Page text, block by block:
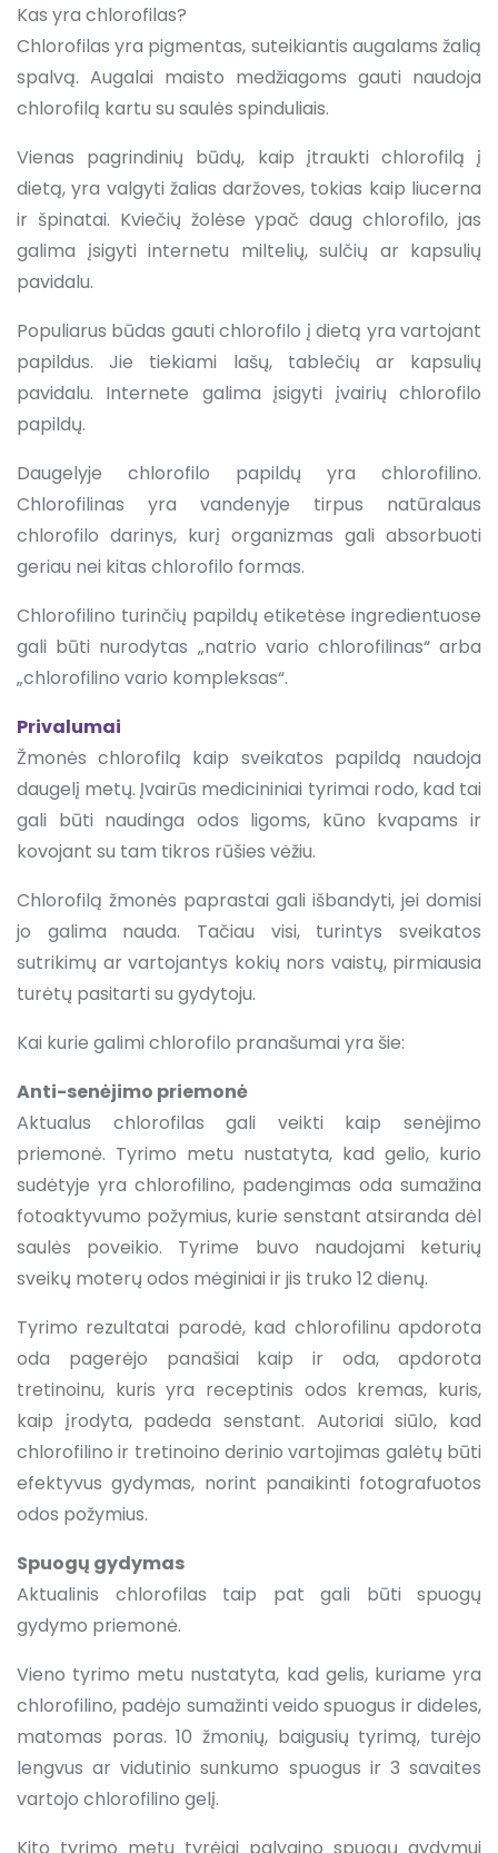
Kas yra chlorofilas?
Chlorofilas yra pigmentas, suteikiantis augalams žalią
spalvą. Augalai maisto medžiagoms gauti naudoja
chlorofilą kartu su saulės spinduliais.
Vienas pagrindinių būdų, kaip įtraukti chlorofilą į
dietą, yra valgyti žalias daržoves, tokias kaip liucerna
ir špinatai. Kviečių žolėse ypač daug chlorofilo, jas
galima įsigyti internetu miltelių, sulčių ar kapsulių
pavidalu.
Populiarus būdas gauti chlorofilo į dietą yra vartojant
papildus. Jie tiekiami lašų, ​​tablečių ar kapsulių
pavidalu. Internete galima įsigyti įvairių chlorofilo
papildų.
Daugelyje chlorofilo papildų yra chlorofilino.
Chlorofilinas yra vandenyje tirpus natūralaus
chlorofilo darinys, kurį organizmas gali absorbuoti
geriau nei kitas chlorofilo formas.
Chlorofilino turinčių papildų etiketėse ingredientuose
gali būti nurodytas „natrio vario chlorofilinas“ arba
„chlorofilino vario kompleksas“.
Privalumai
Žmonės chlorofilą kaip sveikatos papildą naudoja
daugelį metų. Įvairūs medicininiai tyrimai rodo, kad tai
gali būti naudinga odos ligoms, kūno kvapams ir
kovojant su tam tikros rūšies vėžiu.
Chlorofilą žmonės paprastai gali išbandyti, jei domisi
jo galima nauda. Tačiau visi, turintys sveikatos
sutrikimų ar vartojantys kokių nors vaistų, pirmiausia
turėtų pasitarti su gydytoju.
Kai kurie galimi chlorofilo pranašumai yra šie:
Anti-senėjimo priemonė
Aktualus chlorofilas gali veikti kaip senėjimo
priemonė. Tyrimo metu nustatyta, kad gelio, kurio
sudėtyje yra chlorofilino, padengimas oda sumažina
fotoaktyvumo požymius, kurie senstant atsiranda dėl
saulės poveikio. Tyrime buvo naudojami keturių
sveikų moterų odos mėginiai ir jis truko 12 dienų.
Tyrimo rezultatai parodė, kad chlorofilinu apdorota
oda pagerėjo panašiai kaip ir oda, apdorota
tretinoinu, kuris yra receptinis odos kremas, kuris,
kaip įrodyta, padeda senstant. Autoriai siūlo, kad
chlorofilino ir tretinoino derinio vartojimas galėtų būti
efektyvus gydymas, norint panaikinti fotografuotos
odos požymius.
Spuogų gydymas
Aktualinis chlorofilas taip pat gali būti spuogų
gydymo priemonė.
Vieno tyrimo metu nustatyta, kad gelis, kuriame yra
chlorofilino, padėjo sumažinti veido spuogus ir dideles,
matomas poras. 10 žmonių, baigusių tyrimą, turėjo
lengvus ar vidutinio sunkumo spuogus ir 3 savaites
vartojo chlorofilino gelį.
Kito tyrimo metu tyrėjai palygino spuogų gydymui